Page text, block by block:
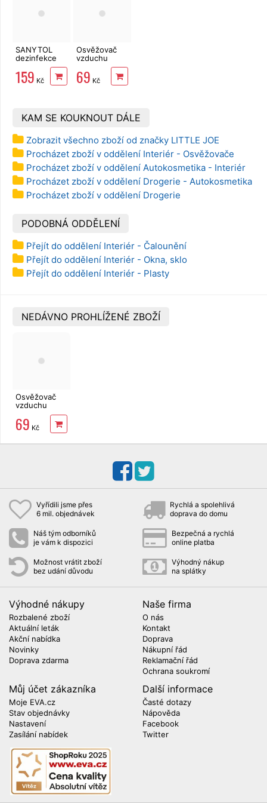
SANYTOL
dezinfekce
na prádlo 1,5 l
159 Kč
Osvěžovač
vzduchu
CHERRY
69 Kč
KAM SE KOUKNOUT DÁLE
Zobrazit všechno zboží od značky LITTLE JOE
Procházet zboží v oddělení Interiér - Osvěžovače
Procházet zboží v oddělení Autokosmetika - Interiér
Procházet zboží v oddělení Drogerie - Autokosmetika
Procházet zboží v oddělení Drogerie
PODOBNÁ ODDĚLENÍ
Přejít do oddělení Interiér - Čalounění
Přejít do oddělení Interiér - Okna, sklo
Přejít do oddělení Interiér - Plasty
NEDÁVNO PROHLÍŽENÉ ZBOŽÍ
Osvěžovač
vzduchu
Membrane
Cherry
69 Kč
Vyřídili jsme přes
6 mil. objednávek
Rychlá a spolehlivá
doprava do domu
Náš tým odborníků
je vám k dispozici
Bezpečná a rychlá
online platba
Možnost vrátit zboží
bez udání důvodu
Výhodný nákup
na splátky
Výhodné nákupy
Rozbalené zboží
Aktuální leták
Akční nabídka
Novinky
Doprava zdarma
Naše firma
O nás
Kontakt
Doprava
Nákupní řád
Reklamační řád
Ochrana soukromí
Můj účet zákazníka
Moje EVA.cz
Stav objednávky
Nastavení
Zasílání nabídek
Další informace
Časté dotazy
Nápověda
Facebook
Twitter